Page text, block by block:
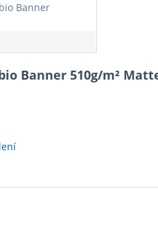
Banner
Banner 510g/m²